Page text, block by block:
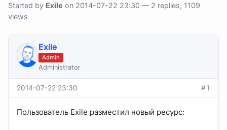
Started by Exile on 2014-07-22 23:30 — 2 replies, 1109
views
Exile
Admin
Administrator
2014-07-22 23:30 #1
Пользователь Exile разместил новый ресурс: